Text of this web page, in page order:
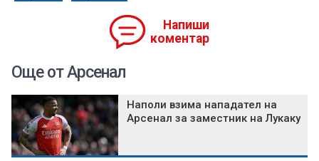
Напиши
коментар
Още от Арсенал
Наполи взима нападател на
Арсенал за заместник на Лукаку